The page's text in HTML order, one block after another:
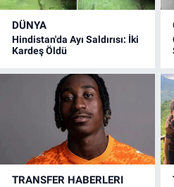
DÜNYA
Hindistan'da Ayı Saldırısı: İki
Kardeş Öldü
TRANSFER HABERLERI